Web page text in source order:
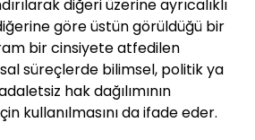
diğeri üzerine ayrıcalıklı
göre üstün görüldüğü bir
bir cinsiyete atfedilen
süreçlerde bilimsel, politik ya
hak dağılımının
kullanılmasını da ifade eder.